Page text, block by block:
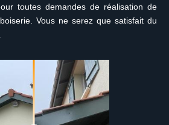
toutes demandes de réalisation de
Vous ne serez que satisfait du